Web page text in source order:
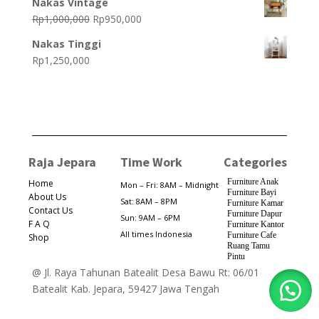
Rp1,000,000 Original
was:
Rp950,000Current
Nakas Tinggi
Rp1,250,000
Raja Jepara
Home
About Us
Contact Us
F A Q
Shop
Time Work
Mon – Fri: 8AM – Midnight
Sat: 8AM – 8PM
Sun: 9AM – 6PM
All times Indonesia
Categories
Furniture Anak
Furniture Bayi
Furniture Kamar
Furniture Dapur
Furniture Kantor
Furniture Cafe
Ruang Tamu
Pintu
@ Jl. Raya Tahunan Batealit Desa Bawu Rt: 06/01
Batealit Kab. Jepara, 59427 Jawa Tengah